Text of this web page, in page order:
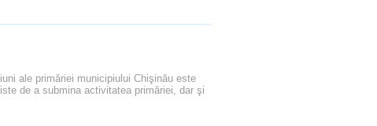
ale primăriei municipiului Chişinău este
de a submina activitatea primăriei, dar şi